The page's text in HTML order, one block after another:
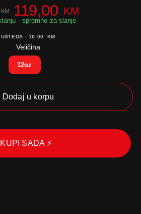
KM 119,00 KM
UŠTEDA · 10,00 KM
Veličina
12oz
Dodaj u korpu
KUPI SADA ⚡